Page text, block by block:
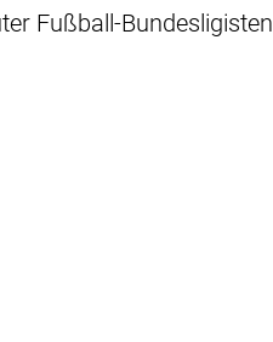
Fußball-Bundesligisten